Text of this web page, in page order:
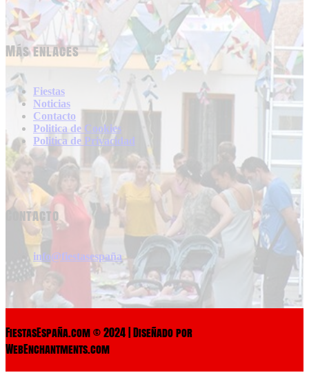
Más enlaces
Fiestas
Noticias
Contacto
Politica de Cookies
Politica de Privacidad
Contacto
info@fiestasespaña
FiestasEspaña.com © 2024 | Diseñado por
WebEnchantments.com